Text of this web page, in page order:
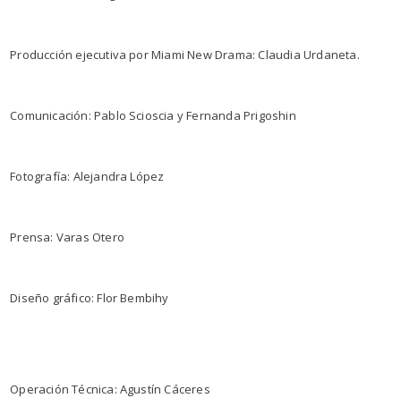
Producción ejecutiva por Miami New Drama: Claudia Urdaneta.
Comunicación: Pablo Scioscia y Fernanda Prigoshin
Fotografía: Alejandra López
Prensa: Varas Otero
Diseño gráfico: Flor Bembihy
Operación Técnica: Agustín Cáceres